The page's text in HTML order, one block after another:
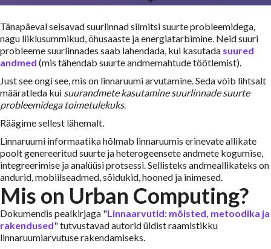
Tänapäeval seisavad suurlinnad silmitsi suurte probleemidega,
nagu liiklusummikud, õhusaaste ja energiatarbimine. Neid suuri
probleeme suurlinnades saab lahendada, kui kasutada suured
andmed (mis tähendab suurte andmemahtude töötlemist).
Just see ongi see, mis on linnaruumi arvutamine. Seda võib lihtsalt
määratleda kui suurandmete kasutamine suurlinnade suurte
probleemidega toimetulekuks.
Räägime sellest lähemalt.
Linnaruumi informaatika hõlmab linnaruumis erinevate allikate
poolt genereeritud suurte ja heterogeensete andmete kogumise,
integreerimise ja analüüsi protsessi. Sellisteks andmeallikateks on
andurid, mobiilseadmed, sõidukid, hooned ja inimesed.
Mis on Urban Computing?
Dokumendis pealkirjaga "Linnaarvutid: mõisted, metoodika ja
rakendused" tutvustavad autorid üldist raamistikku
linnaruumiarvutuse rakendamiseks.